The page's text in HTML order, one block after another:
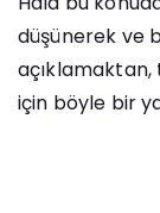
düşünerek ve
için böyle bir